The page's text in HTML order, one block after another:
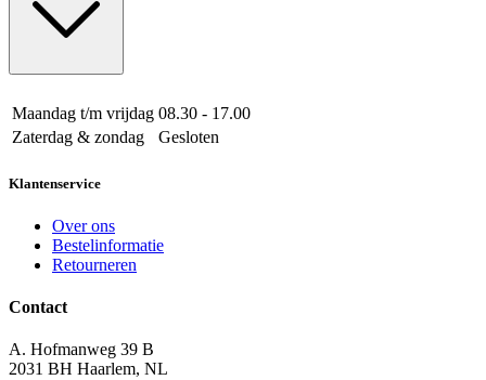
Maandag t/m vrijdag 08.30 - 17.00
Zaterdag & zondag
Gesloten
Klantenservice
Over ons
Bestelinformatie
Retourneren
Contact
A. Hofmanweg 39 B
2031 BH Haarlem, NL